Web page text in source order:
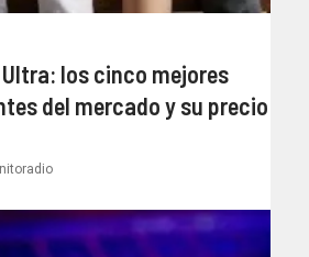
los cinco mejores
del mercado y su precio